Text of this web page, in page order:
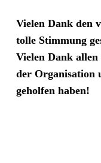
Vielen Dank den
tolle Stimmung
Vielen Dank
der Organisation
geholfen haben!